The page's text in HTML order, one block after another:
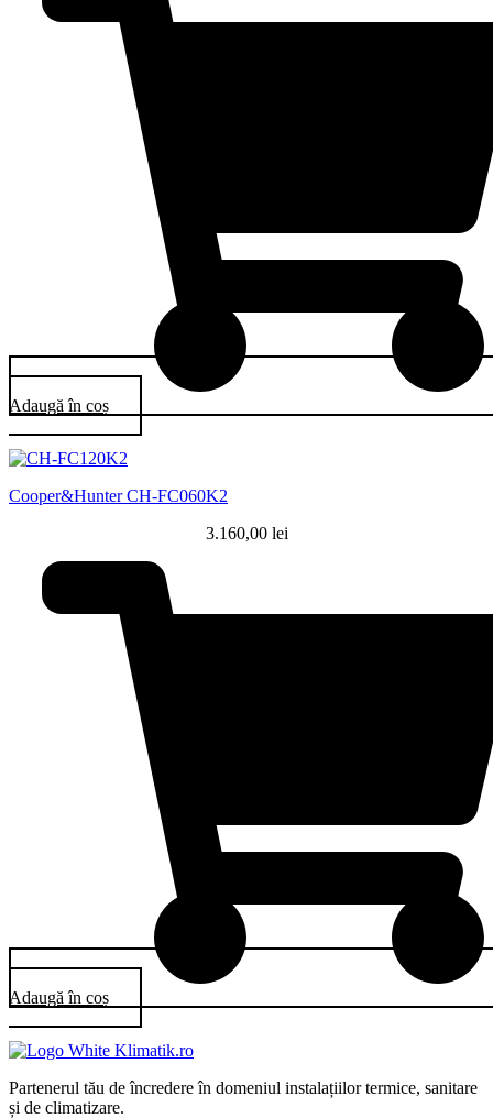
Adaugă în coș
Cooper&Hunter CH-FC060K2
3.160,00 lei
Adaugă în coș
Partenerul tău de încredere în domeniul instalațiilor termice, sanitare
și de climatizare.